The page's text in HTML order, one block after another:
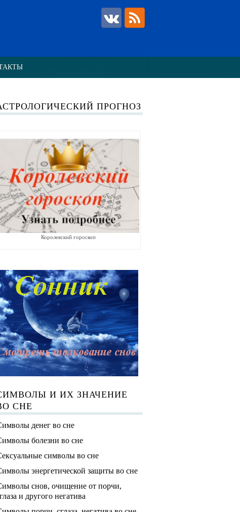
ПРОГНОЗ
Королевский гороскоп
И ИХ ЗНАЧЕНИЕ
СНЕ
денег во сне
болезни во сне
символы во сне
энергетической защиты во сне
снов, очищение от порчи,
и другого негатива